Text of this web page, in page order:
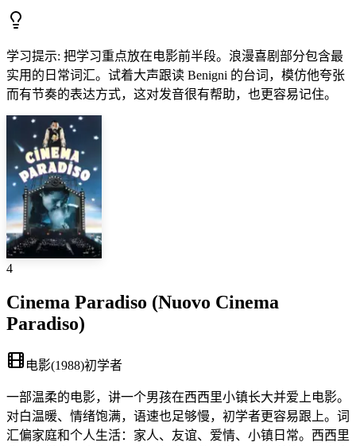
学习提示: 把学习重点放在电影前半段。浪漫喜剧部分包含最
实用的日常词汇。试着大声跟读 Benigni 的台词，模仿他夸张
而有节奏的表达方式，这对发音很有帮助，也更容易记住。
4
Cinema Paradiso (Nuovo Cinema
Paradiso)
电影(1988)初学者
一部温柔的电影，讲一个男孩在西西里小镇长大并爱上电影。
对白温暖、情绪饱满，语速也足够慢，初学者更容易跟上。词
汇偏家庭和个人生活：家人、友谊、爱情、小镇日常。西西里